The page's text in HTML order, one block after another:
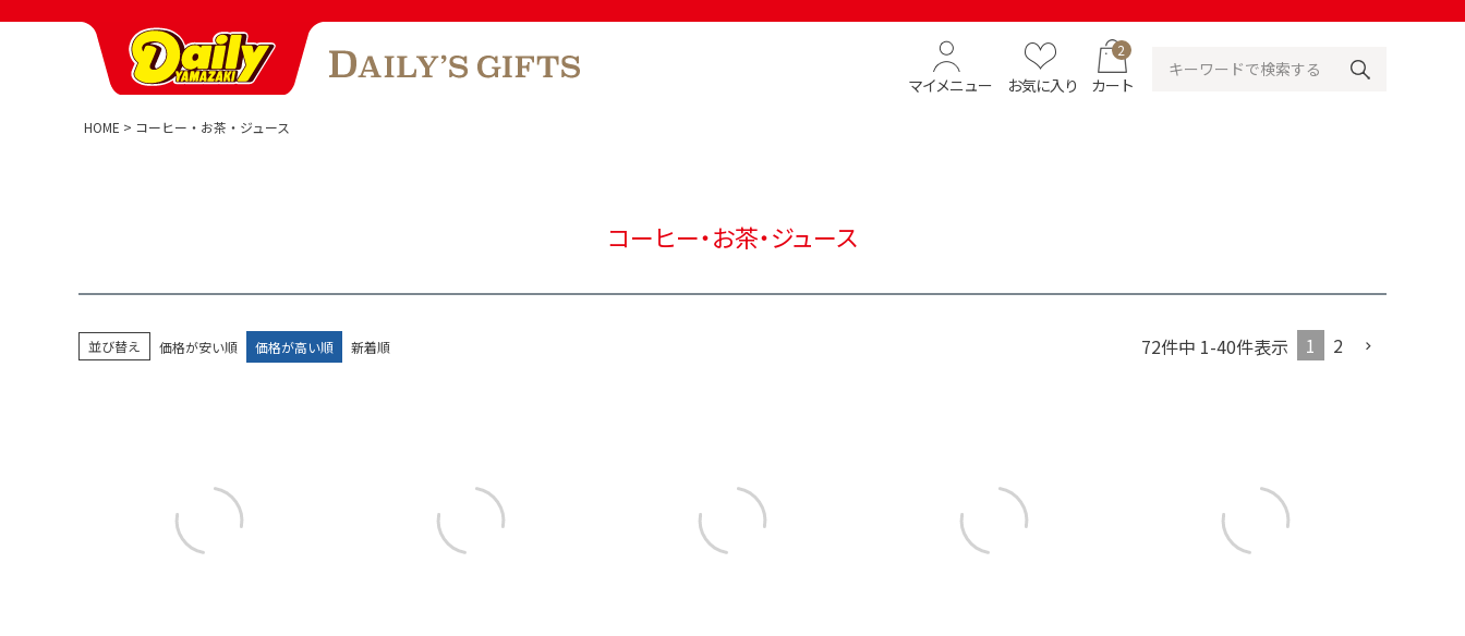
マイメニュー お気に入り
2
カート
HOME コーヒー・お茶・ジュース
コーヒー・お茶・ジュース
並び替え 価格が安い順 価格が高い順 新着順 72件中 1-40件表示 1 2